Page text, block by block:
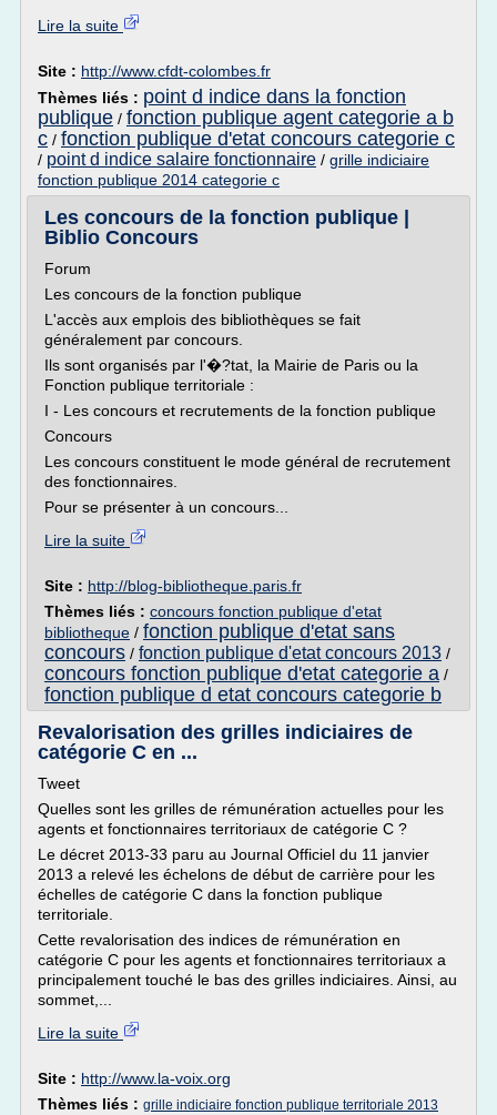
Lire la suite
Site : http://www.cfdt-colombes.fr
Thèmes liés : point d indice dans la fonction
publique / fonction publique agent categorie a b
c / fonction publique d'etat concours categorie c
/ point d indice salaire fonctionnaire / grille indiciaire
fonction publique 2014 categorie c
Les concours de la fonction publique |
Biblio Concours
Forum
Les concours de la fonction publique
L'accès aux emplois des bibliothèques se fait
généralement par concours.
Ils sont organisés par l'�?tat, la Mairie de Paris ou la
Fonction publique territoriale :
I - Les concours et recrutements de la fonction publique
Concours
Les concours constituent le mode général de recrutement
des fonctionnaires.
Pour se présenter à un concours...
Lire la suite
Site : http://blog-bibliotheque.paris.fr
Thèmes liés : concours fonction publique d'etat
bibliotheque / fonction publique d'etat sans
concours / fonction publique d'etat concours 2013 /
concours fonction publique d'etat categorie a /
fonction publique d etat concours categorie b
Revalorisation des grilles indiciaires de
catégorie C en ...
Tweet
Quelles sont les grilles de rémunération actuelles pour les
agents et fonctionnaires territoriaux de catégorie C ?
Le décret 2013-33 paru au Journal Officiel du 11 janvier
2013 a relevé les échelons de début de carrière pour les
échelles de catégorie C dans la fonction publique
territoriale.
Cette revalorisation des indices de rémunération en
catégorie C pour les agents et fonctionnaires territoriaux a
principalement touché le bas des grilles indiciaires. Ainsi, au
sommet,...
Lire la suite
Site : http://www.la-voix.org
Thèmes liés : grille indiciaire fonction publique territoriale 2013